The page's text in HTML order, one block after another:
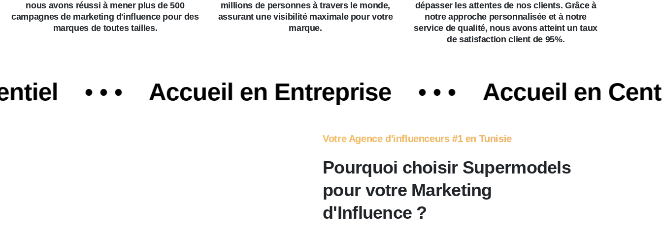
nous avons réussi à mener plus de 500
campagnes de marketing d'influence pour des
marques de toutes tailles.
millions de personnes à travers le monde,
assurant une visibilité maximale pour votre
marque.
dépasser les attentes de nos clients. Grâce à
notre approche personnalisée et à notre
service de qualité, nous avons atteint un taux
de satisfaction client de 95%.
• • • Accueil en Entreprise • • • Accueil en Centres
Votre Agence d'influenceurs #1 en Tunisie
Pourquoi choisir Supermodels
pour votre Marketing
d'Influence ?